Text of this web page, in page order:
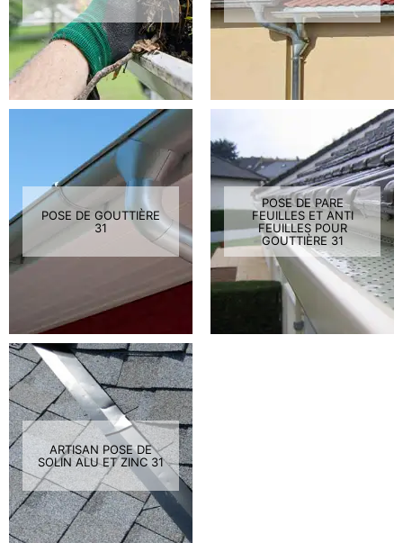
POSE DE GOUTTIÈRE
31
POSE DE PARE
FEUILLES ET ANTI
FEUILLES POUR
GOUTTIÈRE 31
ARTISAN POSE DE
SOLIN ALU ET ZINC 31